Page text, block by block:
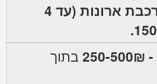
מחירון פירוק והרכבת ארונות (עד 4
- 250-500₪
בתוך